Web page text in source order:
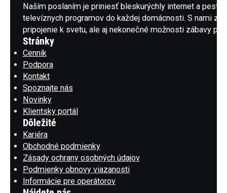
Naším poslaním je priniesť bleskurýchly internet a pestrú
televíznych programov do každej domácnosti. S nami
pripojenie k svetu, ale aj nekonečné možnosti zábavy pre
Stránky
Cenník
Podpora
Kontakt
Spoznajte nás
Novinky
Klientsky portál
Dôležité
Kariéra
Obchodné podmienky
Zásady ochrany osobných údajov
Podmienky obnovy viazanosti
Informácie pre operátorov